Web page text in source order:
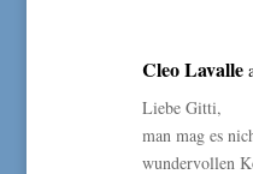
Cleo Lavalle
Liebe Gitti,
man mag es
wundervollen